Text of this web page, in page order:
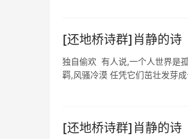
[还地桥诗群]肖静的诗
独自偷欢 有人说,一个人世界是
羁,风骚冷漠 任凭它们茁壮发芽
[还地桥诗群]肖静的诗